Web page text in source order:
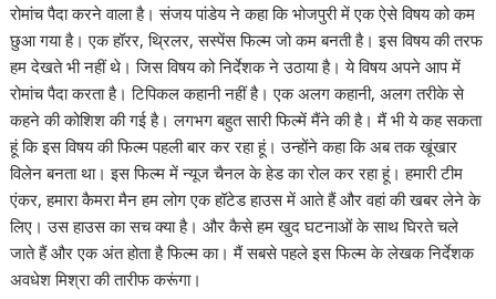
रोमांच पैदा करने वाला है। संजय पांडेय ने कहा कि भोजपुरी में एक ऐसे विषय को कम
छुआ गया है। एक हॉरर, थ्रिलर, सस्‍पेंस फिल्‍म जो कम बनती है। इस विषय की तरफ
हम देखते भी नहीं थे। जिस विषय को निर्देशक ने उठाया है। ये विषय अपने आप में
रोमांच पैदा करता है। टिपिकल कहानी नहीं है। एक अलग कहानी, अलग तरीके से
कहने की कोशिश की गई है। लगभग बहुत सारी फिल्‍में मैंने की है। मैं भी ये कह सकता
हूं कि इस विषय की फिल्‍म पहली बार कर रहा हूं। उन्‍होंने कहा कि अब तक खूंखार
विलेन बनता था। इस फिल्‍म में न्‍यूज चैनल के हेड का रोल कर रहा हूं। हमारी टीम
एंकर, हमारा कैमरा मैन हम लोग एक हॉटेड हाउस में आते हैं और वहां की खबर लेने के
लिए। उस हाउस का सच क्‍या है। और कैसे हम खुद घटनाओं के साथ घिरते चले
जाते हैं और एक अंत होता है फिल्‍म का। मैं सबसे पहले इस फिल्‍म के लेखक निर्देशक
अवधेश मिश्रा की तारीफ करूंगा।